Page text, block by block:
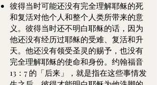
彼得当时可能还没有完全理解耶稣的死
和复活对他个人和整个人类所带来的意
义。彼得当时还不明白耶稣的话，因为
他还没有经历过耶稣的受难、复活和升
天。他还没有领受圣灵的赐予，也没有
完全理解耶稣的使命和身份。约翰福音
13：7 的「后来」，就是指在这些事情发